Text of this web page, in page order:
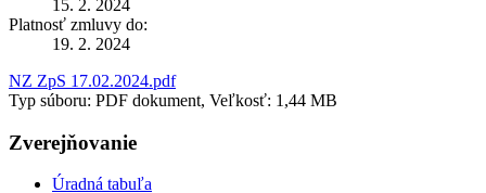
15. 2. 2024
Platnosť zmluvy do:
19. 2. 2024
NZ ZpS 17.02.2024.pdf
Typ súboru: PDF dokument, Veľkosť: 1,44 MB
Zverejňovanie
Úradná tabuľa